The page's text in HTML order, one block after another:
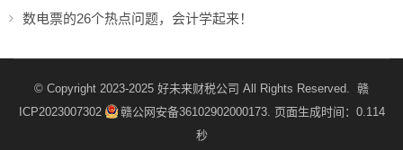
数电票的26个热点问题，会计学起来！
© Copyright 2023-2025 好未来财税公司 All Rights Reserved. 赣
ICP2023007302
赣公网安备36102902000173. 页面生成时间：0.114
秒